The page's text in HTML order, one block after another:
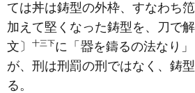
ては丼は鋳型の外枠、すなわち
加えて堅くなった鋳型を、刀で
文〕
十三下に「
を鑄るの法なり
が、刑は刑罰の刑ではなく、鋳
る。